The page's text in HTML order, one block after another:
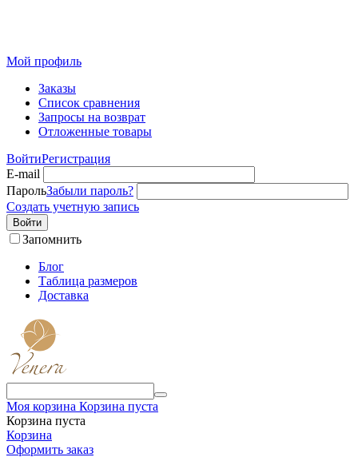
Мой профиль
Заказы
Список сравнения
Запросы на возврат
Отложенные товары
ВойтиРегистрация
E-mail
ПарольЗабыли пароль?
Создать учетную запись
Войти
Запомнить
Блог
Таблица размеров
Доставка
Моя корзина Корзина пуста
Корзина пуста
Корзина
Оформить заказ